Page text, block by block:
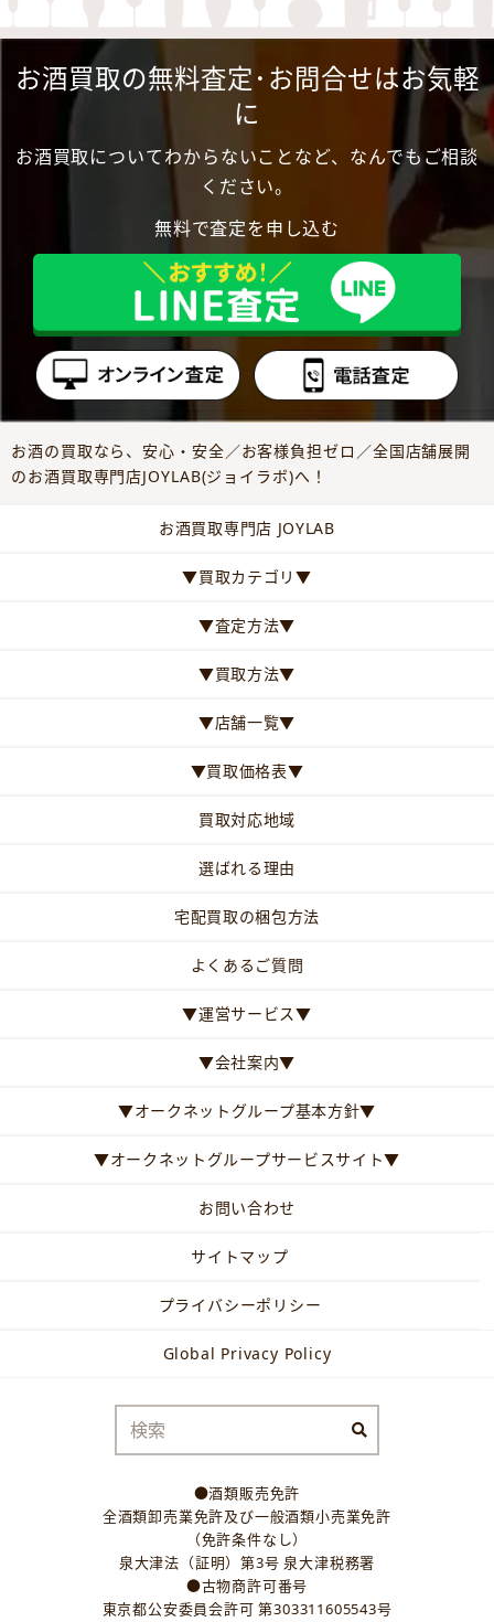
お酒買取の無料査定･お問合せはお気軽
に
お酒買取についてわからないことなど、なんでもご相談
ください。
無料で査定を申し込む
お酒の買取なら、安心・安全／お客様負担ゼロ／全国店舗展開
のお酒買取専門店JOYLAB(ジョイラボ)へ！
お酒買取専門店 JOYLAB
▼買取カテゴリ▼
▼査定方法▼
▼買取方法▼
▼店舗一覧▼
▼買取価格表▼
買取対応地域
選ばれる理由
宅配買取の梱包方法
よくあるご質問
▼運営サービス▼
▼会社案内▼
▼オークネットグループ基本方針▼
▼オークネットグループサービスサイト▼
お問い合わせ
サイトマップ
プライバシーポリシー
Global Privacy Policy
●酒類販売免許
全酒類卸売業免許及び一般酒類小売業免許
（免許条件なし）
泉大津法（証明）第3号 泉大津税務署
●古物商許可番号
東京都公安委員会許可 第303311605543号